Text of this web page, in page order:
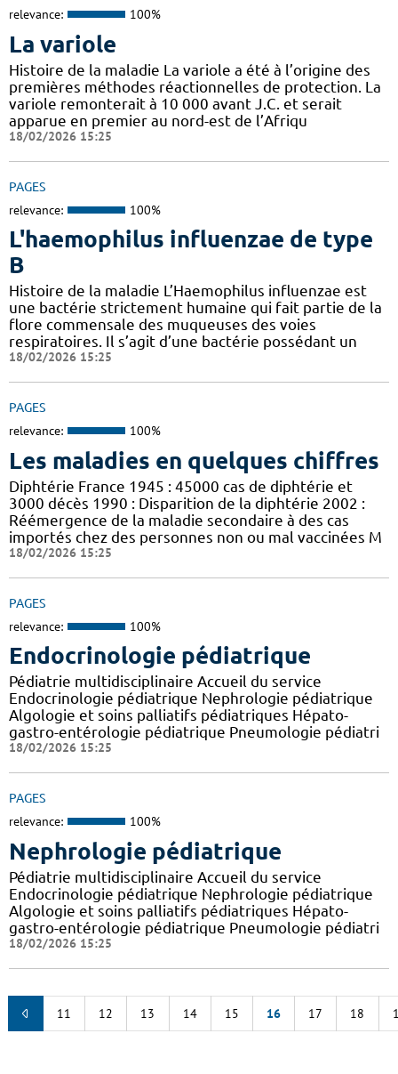
relevance: 100%
La variole
Histoire de la maladie La variole a été à l’origine des
premières méthodes réactionnelles de protection. La
variole remonterait à 10 000 avant J.C. et serait
apparue en premier au nord-est de l’Afriqu
18/02/2026 15:25
PAGES
relevance: 100%
L'haemophilus influenzae de type
B
Histoire de la maladie L’Haemophilus influenzae est
une bactérie strictement humaine qui fait partie de la
flore commensale des muqueuses des voies
respiratoires. Il s’agit d’une bactérie possédant un
18/02/2026 15:25
PAGES
relevance: 100%
Les maladies en quelques chiffres
Diphtérie France 1945 : 45000 cas de diphtérie et
3000 décès 1990 : Disparition de la diphtérie 2002 :
Réémergence de la maladie secondaire à des cas
importés chez des personnes non ou mal vaccinées M
18/02/2026 15:25
PAGES
relevance: 100%
Endocrinologie pédiatrique
Pédiatrie multidisciplinaire Accueil du service
Endocrinologie pédiatrique Nephrologie pédiatrique
Algologie et soins palliatifs pédiatriques Hépato-
gastro-entérologie pédiatrique Pneumologie pédiatri
18/02/2026 15:25
PAGES
relevance: 100%
Nephrologie pédiatrique
Pédiatrie multidisciplinaire Accueil du service
Endocrinologie pédiatrique Nephrologie pédiatrique
Algologie et soins palliatifs pédiatriques Hépato-
gastro-entérologie pédiatrique Pneumologie pédiatri
18/02/2026 15:25
11 12 13 14 15 16 17 18